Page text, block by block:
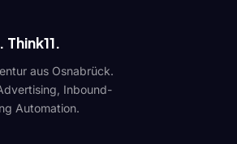
aus Osnabrück.
Inbound-
Automation.